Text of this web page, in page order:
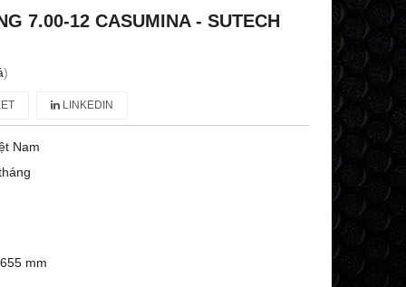
7.00-12 CASUMINA - SUTECH
)
LINKEDIN
Nam
mm